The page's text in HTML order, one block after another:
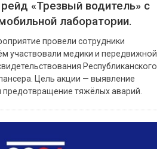
«Трезвый водитель» с
лаборатории.
провели сотрудники
участвовали медики и передвижной
Республиканского
Цель акции — выявление
предотвращение тяжёлых аварий.